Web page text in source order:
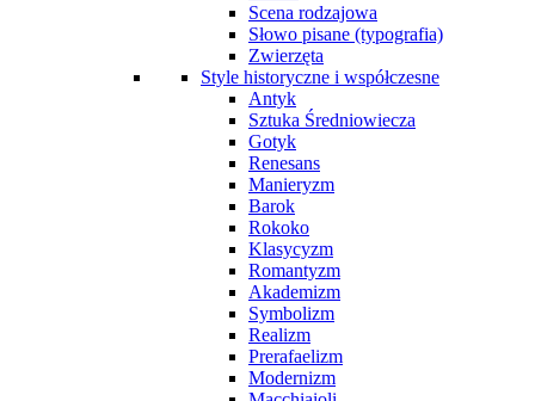
Scena rodzajowa
Słowo pisane (typografia)
Zwierzęta
Style historyczne i współczesne
Antyk
Sztuka Średniowiecza
Gotyk
Renesans
Manieryzm
Barok
Rokoko
Klasycyzm
Romantyzm
Akademizm
Symbolizm
Realizm
Prerafaelizm
Modernizm